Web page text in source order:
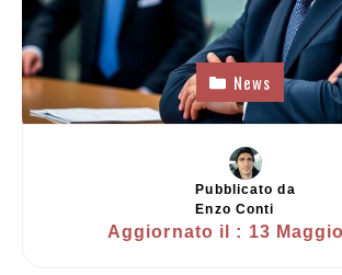
News
Pubblicato da
Enzo Conti
Aggiornato il : 13